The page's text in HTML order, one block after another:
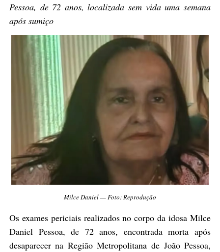
Pessoa, de 72 anos, localizada sem vida uma semana
após sumiço
Milce Daniel — Foto: Reprodução
Os exames periciais realizados no corpo da idosa Milce
Daniel Pessoa, de 72 anos, encontrada morta após
desaparecer na Região Metropolitana de João Pessoa,